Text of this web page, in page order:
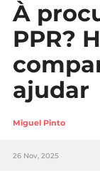
Casa
Lifestyle
À
PPR?
ajudar
Miguel Pinto
26 Nov, 2025